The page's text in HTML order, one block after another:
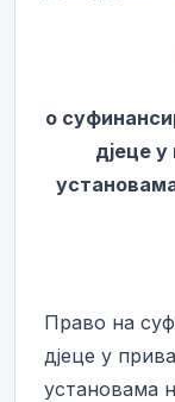
о
дјеце
Право на
дјеце у
установама